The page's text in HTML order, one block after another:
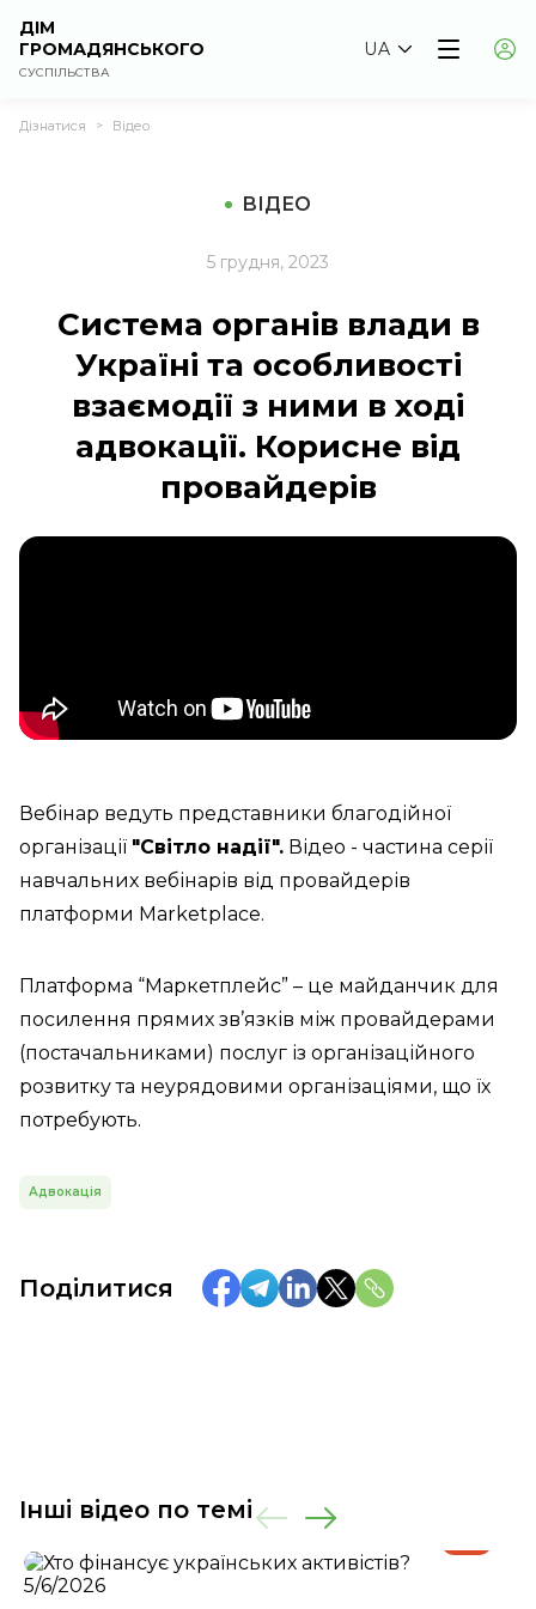
ДІМ
ГРОМАДЯНСЬКОГО
СУСПІЛЬСТВА
UA
Дізнатися > Відео
ВІДЕО
5 грудня, 2023
Система органів влади в
Україні та особливості
взаємодії з ними в ході
адвокації. Корисне від
провайдерів
Вебінар ведуть представники благодійної
організації "Світло надії". Відео - частина серії
навчальних вебінарів від провайдерів
платформи Marketplace.
Платформа “Маркетплейс” – це майданчик для
посилення прямих зв’язків між провайдерами
(постачальниками) послуг із організаційного
розвитку та неурядовими організаціями, що їх
потребують.
Адвокація
Поділитися
Інші відео по темі
5/6/2026